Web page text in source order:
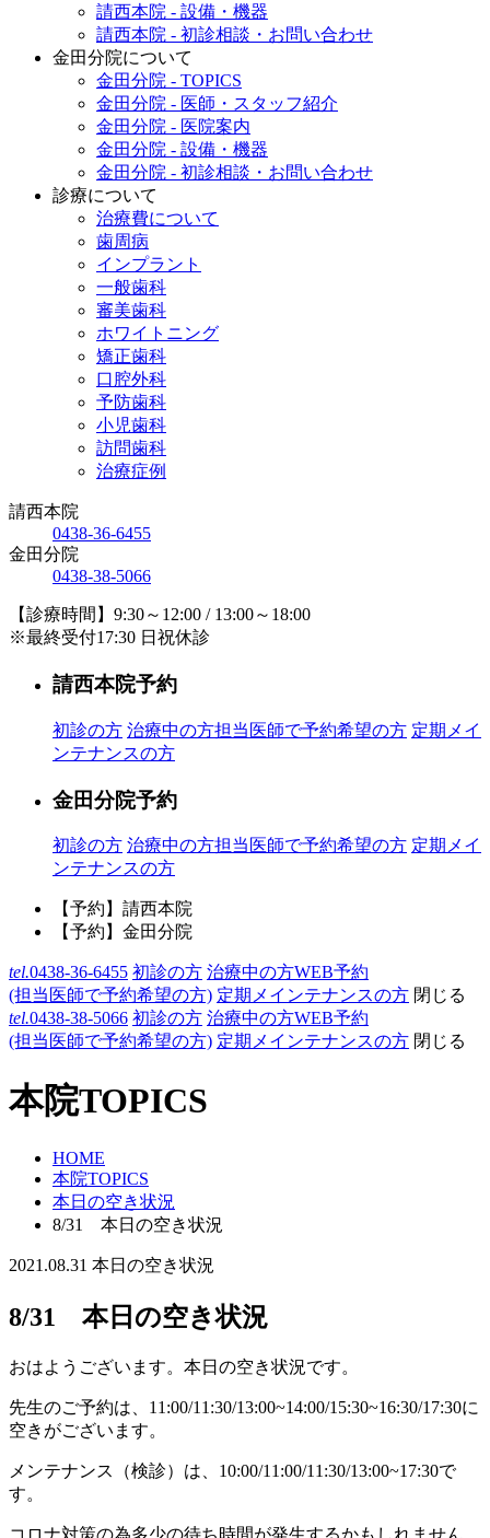
請西本院 - 設備・機器
請西本院 - 初診相談・お問い合わせ
金田分院について
金田分院 - TOPICS
金田分院 - 医師・スタッフ紹介
金田分院 - 医院案内
金田分院 - 設備・機器
金田分院 - 初診相談・お問い合わせ
診療について
治療費について
歯周病
インプラント
一般歯科
審美歯科
ホワイトニング
矯正歯科
口腔外科
予防歯科
小児歯科
訪問歯科
治療症例
請西本院
0438-36-6455
金田分院
0438-38-5066
【診療時間】9:30～12:00 / 13:00～18:00
※最終受付17:30 日祝休診
請西本院予約
初診の方 治療中の方担当医師で予約希望の方 定期メイ
ンテナンスの方
金田分院予約
初診の方 治療中の方担当医師で予約希望の方 定期メイ
ンテナンスの方
【予約】請西本院
【予約】金田分院
tel.0438-36-6455 初診の方 治療中の方WEB予約
(担当医師で予約希望の方) 定期メインテナンスの方 閉じる
tel.0438-38-5066 初診の方 治療中の方WEB予約
(担当医師で予約希望の方) 定期メインテナンスの方 閉じる
本院TOPICS
HOME
本院TOPICS
本日の空き状況
8/31 本日の空き状況
2021.08.31 本日の空き状況
8/31 本日の空き状況
おはようございます。本日の空き状況です。
先生のご予約は、11:00/11:30/13:00~14:00/15:30~16:30/17:30に
空きがございます。
メンテナンス（検診）は、10:00/11:00/11:30/13:00~17:30で
す。
コロナ対策の為多少の待ち時間が発生するかもしれません。